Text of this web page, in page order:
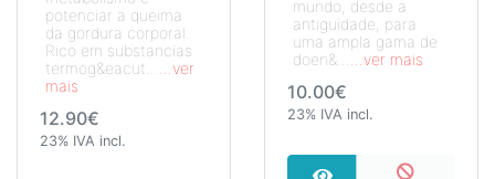
potenciar a queima
da gordura corporal.
Rico em substancias
termog&eacut...
...ver
mais
12.90€
23% IVA incl.
mundo, desde a
antiguidade, para
uma ampla gama de
doen&...
...ver mais
10.00€
23% IVA incl.